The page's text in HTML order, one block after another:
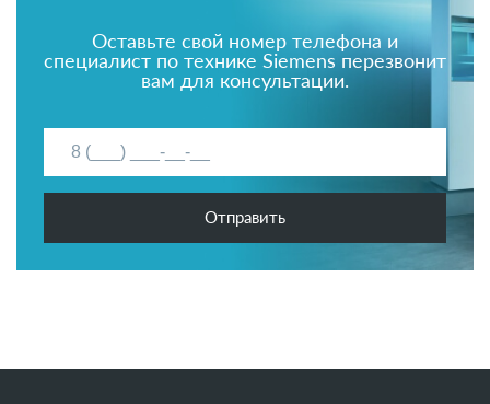
Оставьте свой номер телефона и
специалист по технике Siemens перезвонит
вам для консультации.
Отправить